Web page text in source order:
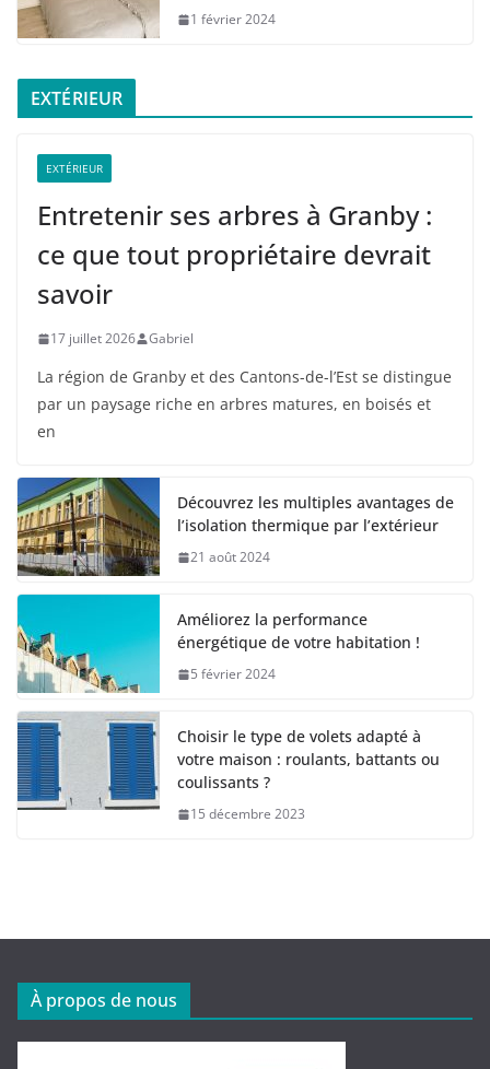
1 février 2024
EXTÉRIEUR
EXTÉRIEUR
Entretenir ses arbres à Granby :
ce que tout propriétaire devrait
savoir
17 juillet 2026 Gabriel
La région de Granby et des Cantons-de-l’Est se distingue
par un paysage riche en arbres matures, en boisés et
en
Découvrez les multiples avantages de
l’isolation thermique par l’extérieur
21 août 2024
Améliorez la performance
énergétique de votre habitation !
5 février 2024
Choisir le type de volets adapté à
votre maison : roulants, battants ou
coulissants ?
15 décembre 2023
À propos de nous